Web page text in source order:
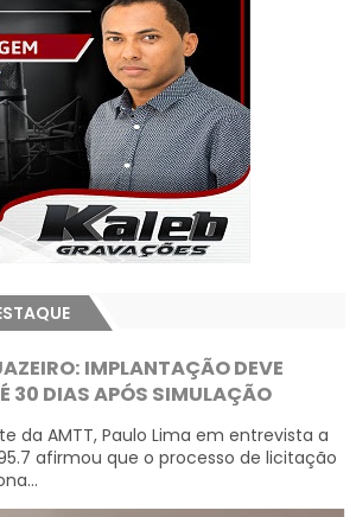
IMPLANTAÇÃO DEVE
30 DIAS APÓS SIMULAÇÃO
da AMTT, Paulo Lima em entrevista a
afirmou que o processo de licitação